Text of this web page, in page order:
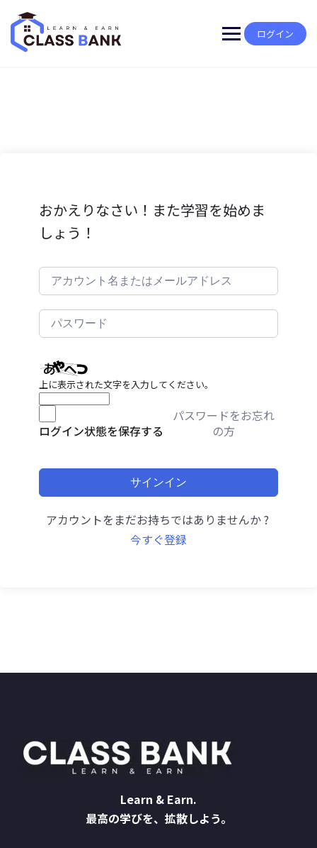
content
ログイン
おかえりなさい！また学習を始めま
しょう！
上に表示された文字を入力してください。
ログイン状態を保存する
パスワードをお忘れ
の方
サインイン
アカウントをまだお持ちではありませんか ?
今すぐ登録
Learn & Earn.
最高の学びを、拡散しよう。